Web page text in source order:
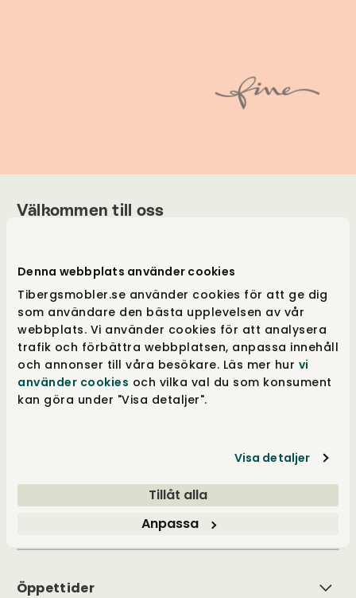
Denna webbplats använder cookies
Tibergsmobler.se använder cookies för att ge dig
som användare den bästa upplevelsen av vår
webbplats. Vi använder cookies för att analysera
trafik och förbättra webbplatsen, anpassa innehåll
och annonser till våra besökare. Läs mer hur vi
använder cookies och vilka val du som konsument
kan göra under "Visa detaljer".
Visa detaljer
Tillåt alla
Anpassa
Välkommen till oss
Majorna, Göteborg sedan 1923 och är idag
stolta över att sälja och leverera möbler till
hela Sverige. Med 3.000 m² fördelat på fem
våningar, är vår butik fylld med alltifrån
sängar, till förvaringslösningar och
matgrupper. Besök vår butik i Göteborg eller
handla online på tibergsmobler.se. Vi ser fram
emot att hjälpa dig hitta rätt möbel för ditt
hem.
Öppettider